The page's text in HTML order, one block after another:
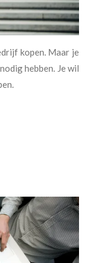
kopen. Maar je
hebben. Je wil